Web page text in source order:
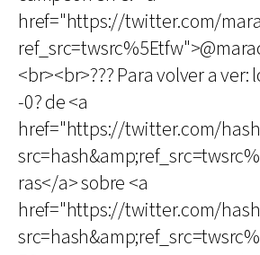
href="https://twitter.com/
<br><br>??? Para volver a ver:
-0? de <a
href="https://twitter.com/
ras</a> sobre <a
href="https://twitter.com/